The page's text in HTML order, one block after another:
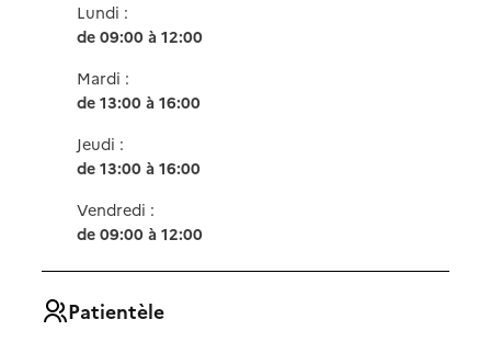
Lundi :
de 09:00 à 12:00
Mardi :
de 13:00 à 16:00
Jeudi :
de 13:00 à 16:00
Vendredi :
de 09:00 à 12:00
Patientèle